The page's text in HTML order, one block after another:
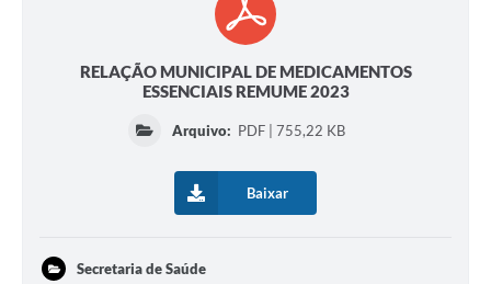
RELAÇÃO MUNICIPAL DE MEDICAMENTOS
ESSENCIAIS REMUME 2023
Arquivo: PDF | 755,22 KB
Baixar
Secretaria de Saúde